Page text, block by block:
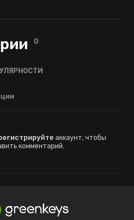
0
аккаунт, чтобы
комментарий.